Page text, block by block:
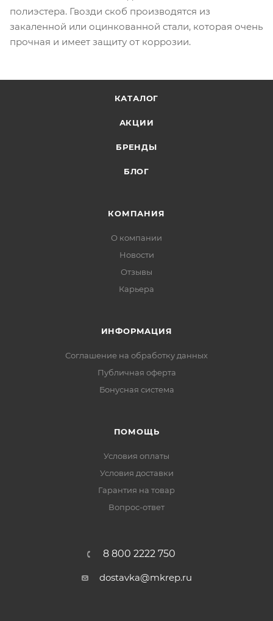
полиэстера. Гвозди скоб производятся из
закаленной или оцинкованной стали, которая очень
прочная и имеет защиту от коррозии.
КАТАЛОГ
АКЦИИ
БРЕНДЫ
БЛОГ
КОМПАНИЯ
О компании
Новости
Отзывы
Карьера
ИНФОРМАЦИЯ
Соглашение на обработку данных
Публичная оферта
Бонусная система
ПОМОЩЬ
Условия оплаты
Условия доставки
Гарантия на товар
Вопрос-ответ
8 800 2222 750
dostavka@mkrep.ru